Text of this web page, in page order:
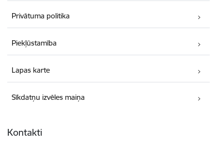
Privātuma politika
Piekļūstamība
Lapas karte
Sīkdatņu izvēles maiņa
Kontakti